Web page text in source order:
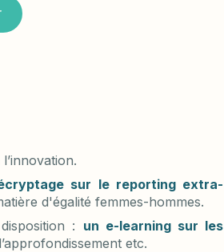
l’innovation.
sur le reporting extra-
d'égalité femmes-hommes.
: un e-learning sur les
etc.